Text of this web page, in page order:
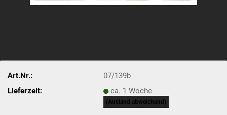
Art.Nr.:
07/139b
Lieferzeit:
ca. 1 Woche
(Ausland abweichend)